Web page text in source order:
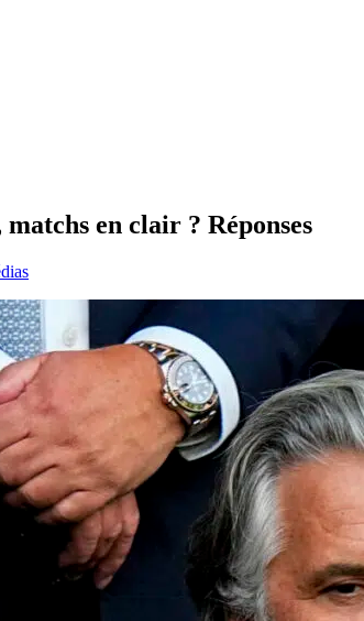
en clair ? Réponses